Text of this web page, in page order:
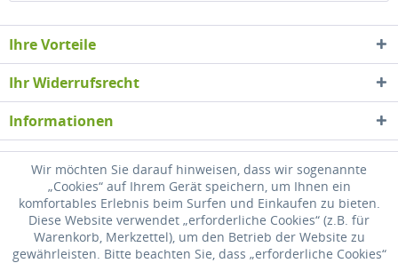
Ihre Vorteile
Ihr Widerrufsrecht
Informationen
* Alle Preise inkl. gesetzl. Mehrwertsteuer zzgl.Versandkosten, wenn nicht
anders beschrieben
Wir möchten Sie darauf hinweisen, dass wir sogenannte
„Cookies“ auf Ihrem Gerät speichern, um Ihnen ein
komfortables Erlebnis beim Surfen und Einkaufen zu bieten.
Diese Website verwendet „erforderliche Cookies“ (z.B. für
Warenkorb, Merkzettel), um den Betrieb der Website zu
gewährleisten. Bitte beachten Sie, dass „erforderliche Cookies“